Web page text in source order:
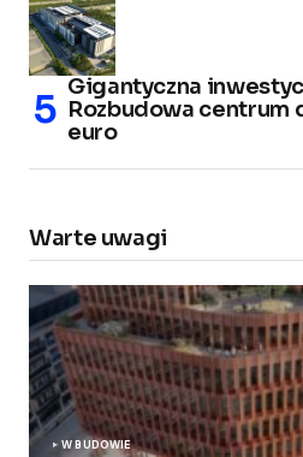
Gigantyczna
Rozbudowa centrum
euro
Warte uwagi
W BUDOWIE